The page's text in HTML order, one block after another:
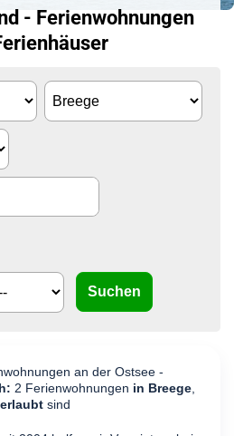
- Ferienwohnungen
an der Ostsee -
2 Ferienwohnungen in Breege
sind